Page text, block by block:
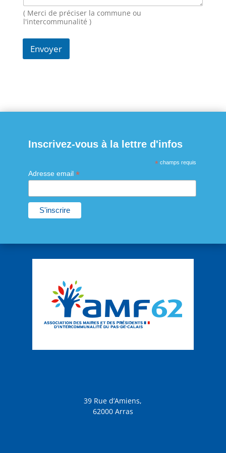
i
l( Merci de préciser la commune ou
l'intercommunalité )
Envoyer
Inscrivez-vous à la lettre d'infos
* champs requis
Adresse email *
39 Rue d’Amiens,
62000 Arras